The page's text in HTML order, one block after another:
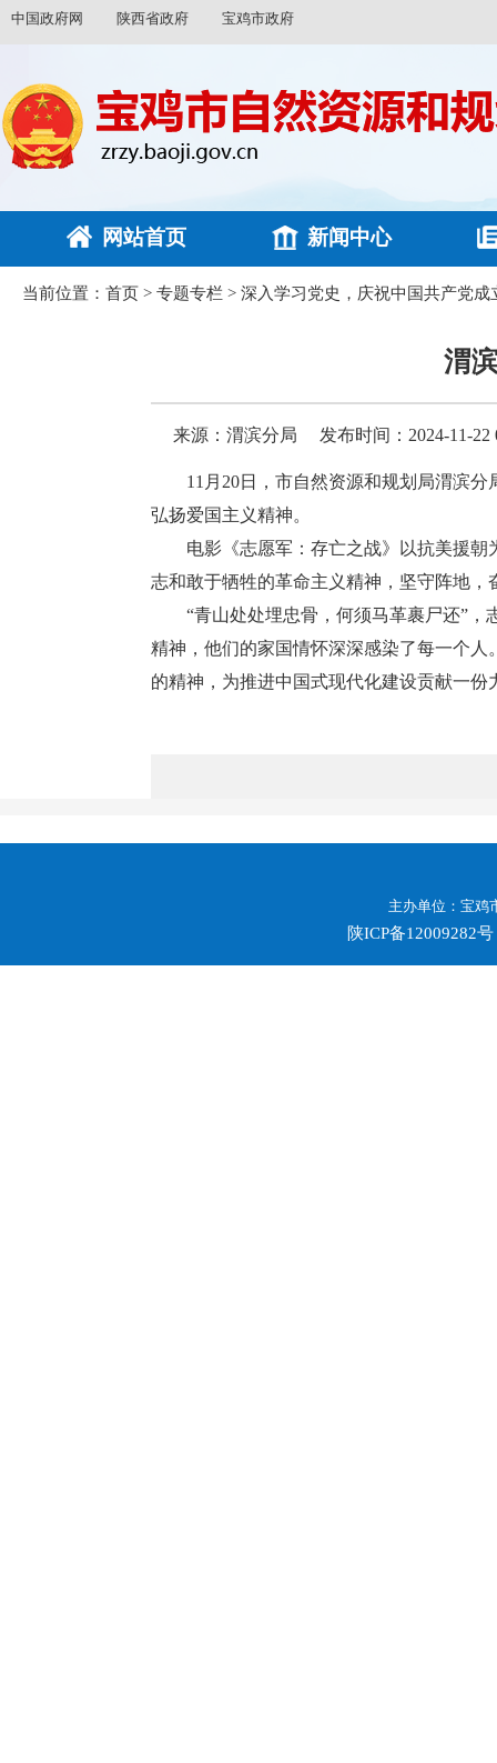
中国政府网 陕西省政府 宝鸡市政府
网站首页 新闻中心
当前位置： 首页 > 专题专栏 > 深入学习党史，庆祝中国共产党成
渭
来源：渭滨分局 发布时间：2024-11-22
11月20日，市自然资源和规划局渭滨
弘扬爱国主义精神。
电影《志愿军：存亡之战》以抗美援
志和敢于牺牲的革命主义精神，坚守阵地
“青山处处埋忠骨，何须马革裹尸还”
精神，他们的家国情怀深深感染了每一个
的精神，为推进中国式现代化建设贡献一份
主办单位：宝鸡
陕ICP备12009282号